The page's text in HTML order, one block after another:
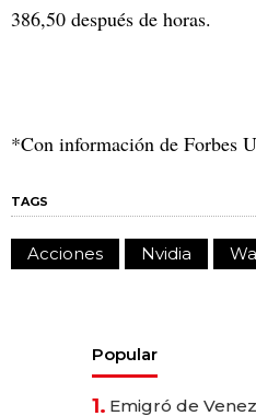
386,50 después de horas.
*Con información de Forbes
TAGS
Acciones Nvidia
Popular
1. Emigró de